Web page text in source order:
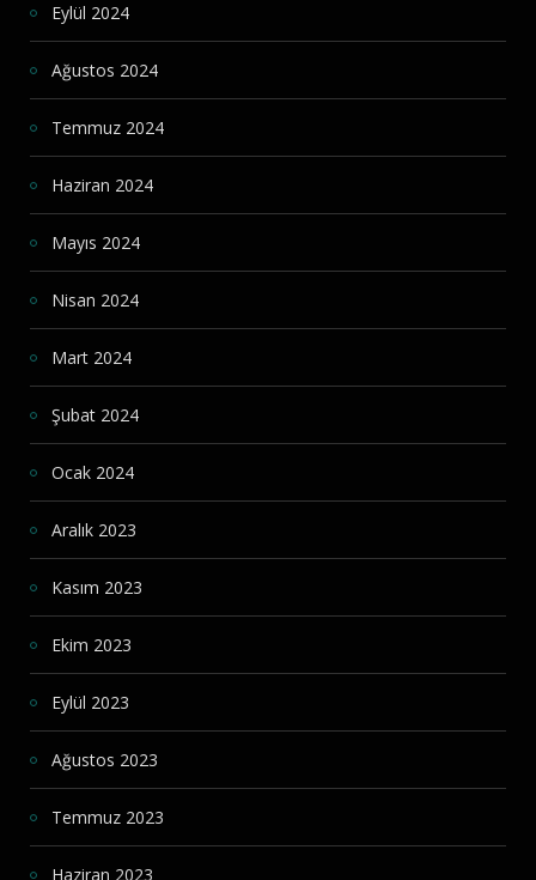
Eylül 2024
Ağustos 2024
Temmuz 2024
Haziran 2024
Mayıs 2024
Nisan 2024
Mart 2024
Şubat 2024
Ocak 2024
Aralık 2023
Kasım 2023
Ekim 2023
Eylül 2023
Ağustos 2023
Temmuz 2023
Haziran 2023